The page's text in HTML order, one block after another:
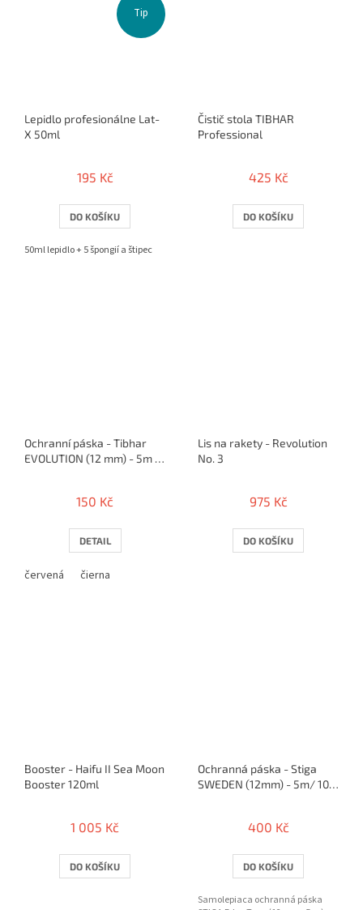
Tip
Lepidlo profesionálne Lat-
X 50ml
195 Kč
DO KOŠÍKU
50ml lepidlo + 5 špongií a štipec
Čistič stola TIBHAR
Professional
425 Kč
DO KOŠÍKU
Ochranní páska - Tibhar
EVOLUTION (12 mm) - 5m /
150 Kč
DETAIL
červená čierna
Lis na rakety - Revolution
No. 3
975 Kč
DO KOŠÍKU
Booster - Haifu II Sea Moon
Booster 120ml
1 005 Kč
DO KOŠÍKU
Ochranná páska - Stiga
SWEDEN (12mm) - 5m/ 10
400 Kč
DO KOŠÍKU
Samolepiaca ochranná páska